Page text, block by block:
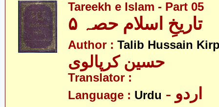
Tareekh e Islam - Part 05
تاریخِ اسلام حصہ ۵
Author : Talib Hussain
حسین کرپالوی
Translator :
Language : Urdu - اردو